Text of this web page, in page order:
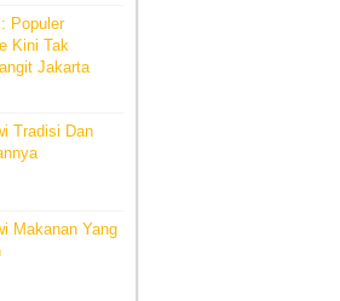
Populer
Kini Tak
Jakarta
Tradisi Dan
Makanan Yang